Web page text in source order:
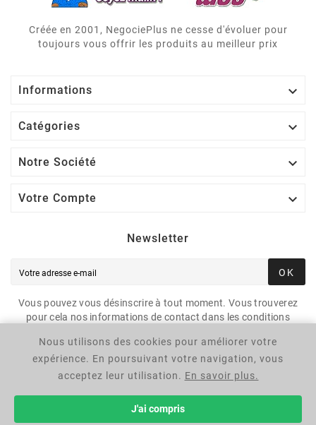
Créée en 2001, NegociePlus ne cesse d'évoluer pour
toujours vous offrir les produits au meilleur prix
Informations 
Catégories 
Notre Société 
Votre Compte 
Newsletter
OK
Vous pouvez vous désinscrire à tout moment. Vous trouverez
pour cela nos informations de contact dans les conditions
Nous utilisons des cookies pour améliorer votre
expérience. En poursuivant votre navigation, vous
acceptez leur utilisation. En savoir plus.
J'ai compris
© 2025 - Négocie Plus